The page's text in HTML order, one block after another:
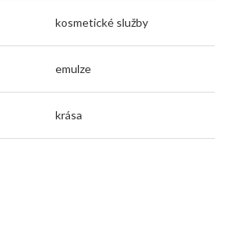
kosmetické služby
emulze
krása